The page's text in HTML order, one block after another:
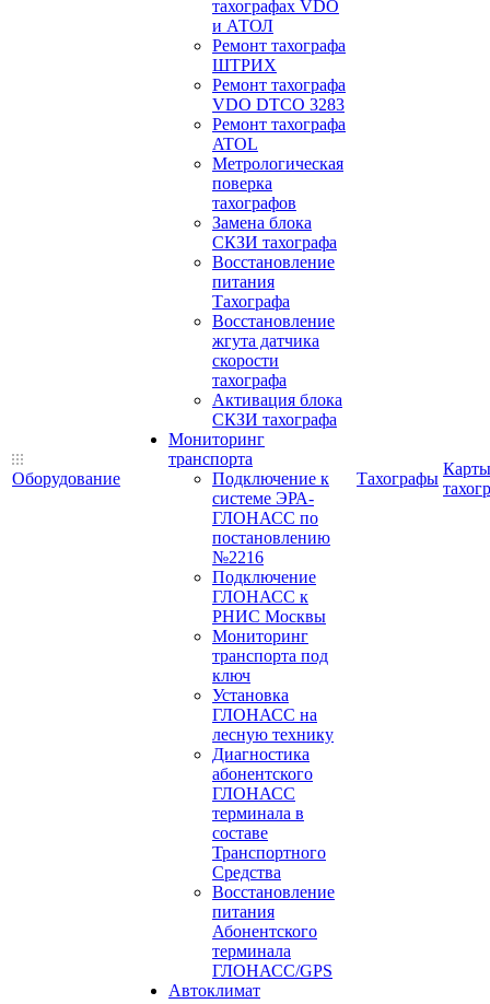
Оборудование
тахографах VDO
и АТОЛ
Ремонт тахографа
ШТРИХ
Ремонт тахографа
VDO DTCO 3283
Ремонт тахографа
ATOL
Метрологическая
поверка
тахографов
Замена блока
СКЗИ тахографа
Восстановление
питания
Тахографа
Восстановление
жгута датчика
скорости
тахографа
Активация блока
СКЗИ тахографа
Мониторинг
транспорта
Подключение к
системе ЭРА-
ГЛОНАСС по
постановлению
№2216
Подключение
ГЛОНАСС к
РНИС Москвы
Мониторинг
транспорта под
ключ
Установка
ГЛОНАСС на
лесную технику
Диагностика
абонентского
ГЛОНАСС
терминала в
составе
Транспортного
Средства
Восстановление
питания
Абонентского
терминала
ГЛОНАСС/GPS
Автоклимат
Тахографы
Карты